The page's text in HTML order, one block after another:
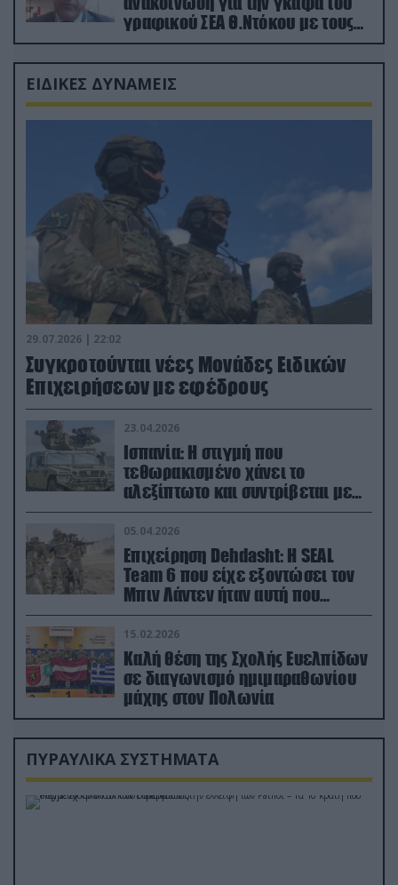
γραφικού ΣΕΑ Θ.Ντόκου με τους
Ρώσους φαρσέρ
ΕΙΔΙΚΕΣ ΔΥΝΑΜΕΙΣ
29.07.2026 | 22:02
Συγκροτούνται νέες Μονάδες Ειδικών
Επιχειρήσεων με εφέδρους
23.04.2026
Ισπανία: Η στιγμή που
τεθωρακισμένο χάνει το
αλεξίπτωτο και συντρίβεται με
ορμή στο έδαφος (βίντεο)
05.04.2026
Επιχείρηση Dehdasht: Η SEAL
Team 6 που είχε εξοντώσει τον
Μπιν Λάντεν ήταν αυτή που
διέσωσε τον πιλότο του F-15
15.02.2026
Καλή θέση της Σχολής Ευελπίδων
σε διαγωνισμό ημιμαραθωνίου
μάχης στον Πολωνία
ΠΥΡΑΥΛΙΚΑ ΣΥΣΤΗΜΑΤΑ